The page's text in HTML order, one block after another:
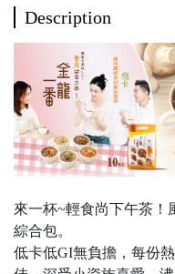
Description
來一杯~輕食尚下午茶！
綜合包。
低卡低GI無負擔，每份